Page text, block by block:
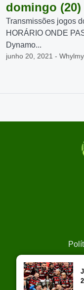
domingo (20)
Transmissões jogos
HORÁRIO ONDE
Dynamo...
junho 20, 2021 -